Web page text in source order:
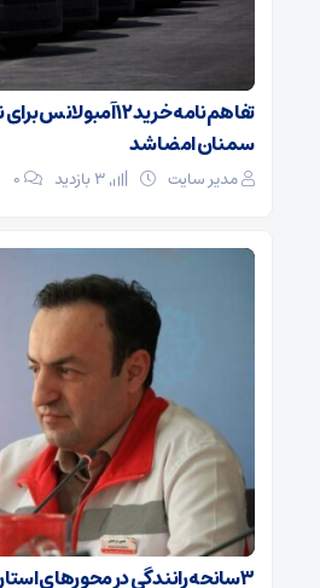
تفاهم‌نامه خرید ۱۲
سمنان امضا شد
مدیر سایت ۰